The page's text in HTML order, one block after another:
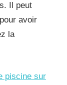
Il peut
avoir
la
piscine sur